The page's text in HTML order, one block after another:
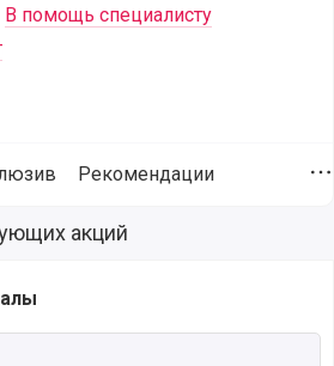
В помощь специалисту
Рекомендации
и сервисы от компании 1С
акций